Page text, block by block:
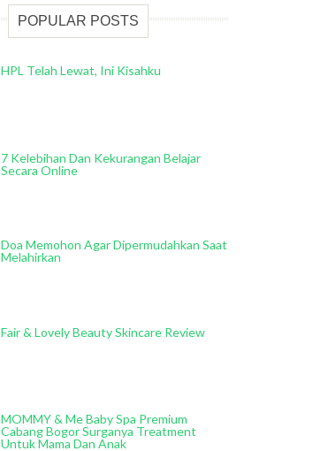
POPULAR POSTS
HPL Telah Lewat, Ini Kisahku
7 Kelebihan Dan Kekurangan Belajar
Secara Online
Doa Memohon Agar Dipermudahkan Saat
Melahirkan
Fair & Lovely Beauty Skincare Review
MOMMY & Me Baby Spa Premium
Cabang Bogor Surganya Treatment
Untuk Mama Dan Anak